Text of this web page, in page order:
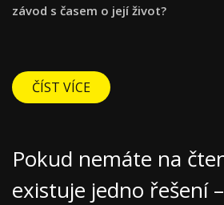
závod s časem o její život?
ČÍST VÍCE
Pokud nemáte na
existuje jedno řešení